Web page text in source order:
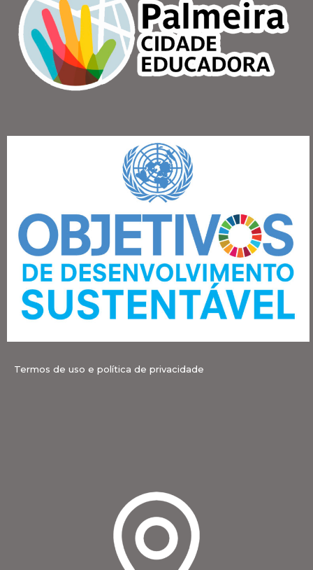
Termos de uso e política de privacidade